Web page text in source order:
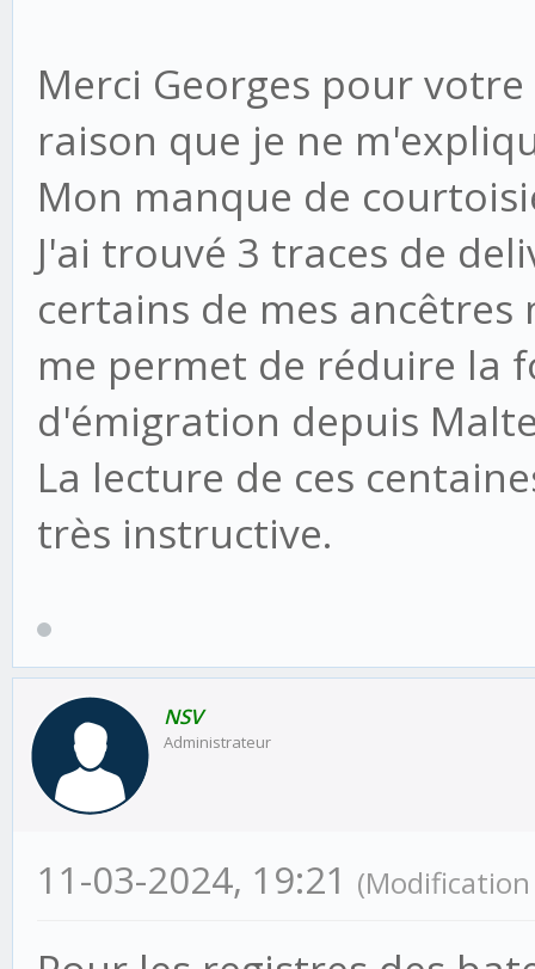
Merci Georges pour
raison que je ne
Mon manque de
J'ai trouvé 3 traces de
certains de mes
me permet de réduire la
d'émigration depuis
La lecture de ces
très instructive.
NSV
Administrateur
11-03-2024, 19:21